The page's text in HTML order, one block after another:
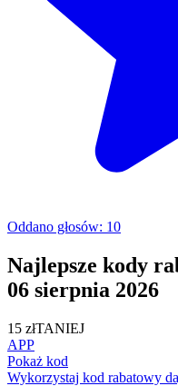
Oddano głosów: 10
Najlepsze kody
06 sierpnia 2026
15 złTANIEJ
APP
Pokaż kod
Wykorzystaj kod rabatowy